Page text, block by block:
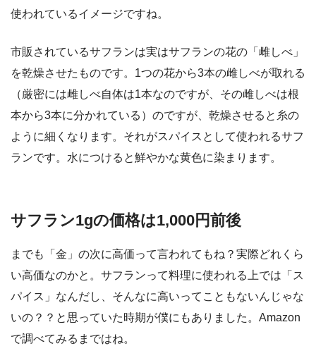
使われているイメージですね。
市販されているサフランは実はサフランの花の「雌しべ」
を乾燥させたものです。1つの花から3本の雌しべが取れる
（厳密には雌しべ自体は1本なのですが、その雌しべは根
本から3本に分かれている）のですが、乾燥させると糸の
ように細くなります。それがスパイスとして使われるサフ
ランです。水につけると鮮やかな黄色に染まります。
サフラン1gの価格は1,000円前後
までも「金」の次に高価って言われてもね？実際どれくら
い高価なのかと。サフランって料理に使われる上では「ス
パイス」なんだし、そんなに高いってこともないんじゃな
いの？？と思っていた時期が僕にもありました。Amazon
で調べてみるまではね。